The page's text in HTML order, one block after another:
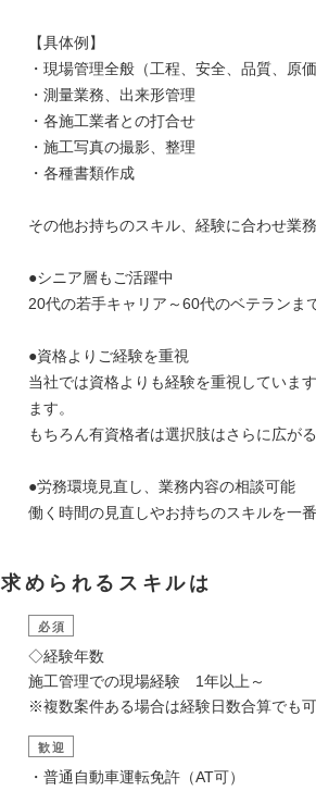
【具体例】
・現場管理全般（工程、安全、品質、原価
・測量業務、出来形管理
・各施工業者との打合せ
・施工写真の撮影、整理
・各種書類作成
その他お持ちのスキル、経験に合わせ業
●シニア層もご活躍中
20代の若手キャリア～60代のベテランま
●資格よりご経験を重視
当社では資格よりも経験を重視していま
ます。
もちろん有資格者は選択肢はさらに広が
●労務環境見直し、業務内容の相談可能
働く時間の見直しやお持ちのスキルを一
求められるスキルは
必須
◇経験年数
施工管理での現場経験 1年以上～
※複数案件ある場合は経験日数合算でも可
歓迎
・普通自動車運転免許（AT可）